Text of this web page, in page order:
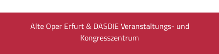
Alte Oper Erfurt & DASDIE Veranstaltungs- und
Kongresszentrum